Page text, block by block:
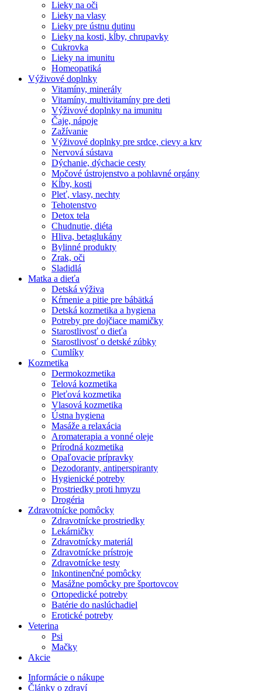
Lieky na oči
Lieky na vlasy
Lieky pre ústnu dutinu
Lieky na kosti, kĺby, chrupavky
Cukrovka
Lieky na imunitu
Homeopatiká
Výživové doplnky
Vitamíny, minerály
Vitamíny, multivitamíny pre deti
Výživové doplnky na imunitu
Čaje, nápoje
Zažívanie
Výživové doplnky pre srdce, cievy a krv
Nervová sústava
Dýchanie, dýchacie cesty
Močové ústrojenstvo a pohlavné orgány
Kĺby, kosti
Pleť, vlasy, nechty
Tehotenstvo
Detox tela
Chudnutie, diéta
Hliva, betaglukány
Bylinné produkty
Zrak, oči
Sladidlá
Matka a dieťa
Detská výživa
Kŕmenie a pitie pre bábätká
Detská kozmetika a hygiena
Potreby pre dojčiace mamičky
Starostlivosť o dieťa
Starostlivosť o detské zúbky
Cumlíky
Kozmetika
Dermokozmetika
Telová kozmetika
Pleťová kozmetika
Vlasová kozmetika
Ústna hygiena
Masáže a relaxácia
Aromaterapia a vonné oleje
Prírodná kozmetika
Opaľovacie prípravky
Dezodoranty, antiperspiranty
Hygienické potreby
Prostriedky proti hmyzu
Drogéria
Zdravotnícke pomôcky
Zdravotnícke prostriedky
Lekárničky
Zdravotnícky materiál
Zdravotnícke prístroje
Zdravotnícke testy
Inkontinenčné pomôcky
Masážne pomôcky pre športovcov
Ortopedické potreby
Batérie do naslúchadiel
Erotické potreby
Veterina
Psi
Mačky
Akcie
Informácie o nákupe
Články o zdraví